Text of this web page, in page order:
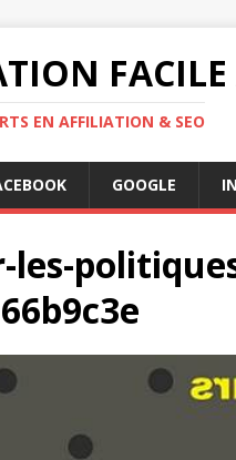
EN AFFILIATION & SEO
GOOGLE
les-